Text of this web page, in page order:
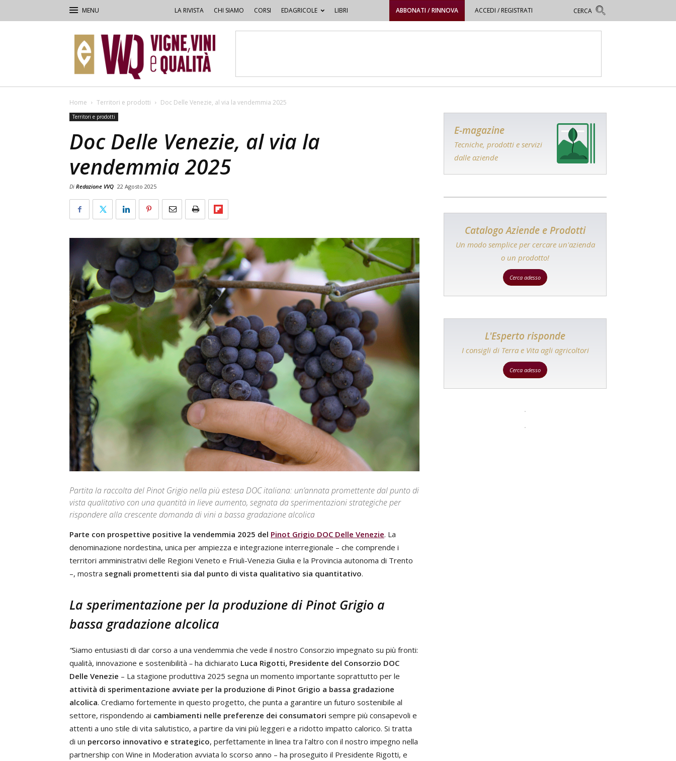
LA RIVISTA CHI SIAMO CORSI EDAGRICOLE LIBRI ABBONATI / RINNOVA ACCEDI / REGISTRATI
–
Vigne,
Vini
&
Home Territori e prodotti Doc Delle Venezie, al via la vendemmia 2025
Territori e prodotti
Doc Delle Venezie, al via la
vendemmia 2025
Di Redazione VVQ 22 Agosto 2025
Partita la raccolta del Pinot Grigio nella più estesa DOC italiana: un’annata promettente dal punto di
vista qualitativo con una quantità in lieve aumento, segnata da sperimentazioni strategiche per
rispondere alla crescente domanda di vini a bassa gradazione alcolica
Parte con prospettive positive la vendemmia 2025 del Pinot Grigio DOC Delle Venezie. La
denominazione nordestina, unica per ampiezza e integrazione interregionale – che comprende i
territori amministrativi delle Regioni Veneto e Friuli-Venezia Giulia e la Provincia autonoma di Trento
–, mostra segnali promettenti sia dal punto di vista qualitativo sia quantitativo.
La sperimentazione per la produzione di Pinot Grigio a
bassa gradazione alcolica
“Siamo entusiasti di dar corso a una vendemmia che vede il nostro Consorzio impegnato su più fronti:
qualità, innovazione e sostenibilità – ha dichiarato Luca Rigotti, Presidente del Consorzio DOC
Delle Venezie – La stagione produttiva 2025 segna un momento importante soprattutto per le
attività di sperimentazione avviate per la produzione di Pinot Grigio a bassa gradazione
alcolica. Crediamo fortemente in questo progetto, che punta a garantire un futuro sostenibile al
settore, rispondendo ai cambiamenti nelle preferenze dei consumatori sempre più consapevoli e
attenti a uno stile di vita salutistico, a partire da vini più leggeri e a ridotto impatto calorico. Si tratta
di un percorso innovativo e strategico, perfettamente in linea tra l’altro con il nostro impegno nella
partnership con Wine in Moderation avviata lo scorso anno – ha proseguito il Presidente Rigotti, e
E-magazine
Tecniche, prodotti e servizi
dalle aziende
Catalogo Aziende e Prodotti
Un modo semplice per cercare un'azienda
o un prodotto!
Cerca adesso
L'Esperto risponde
I consigli di Terra e Vita agli agricoltori
Cerca adesso